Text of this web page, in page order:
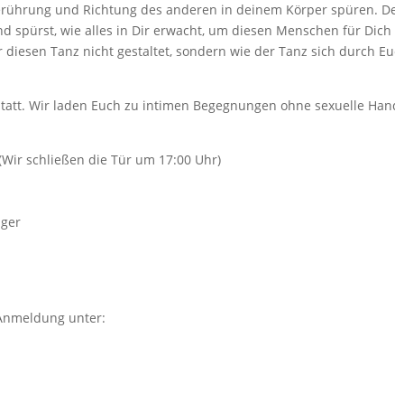
und Richtung des anderen in deinem Körper spüren.
spürst, wie alles in Dir erwacht, um diesen Menschen für
Tanz nicht gestaltet, sondern wie der Tanz sich durch
Wir laden Euch zu intimen Begegnungen ohne sexuelle
schließen die Tür um 17:00 Uhr)
unter: